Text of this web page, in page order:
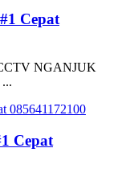
Cepat
CCTV NGANJUK
Cepat